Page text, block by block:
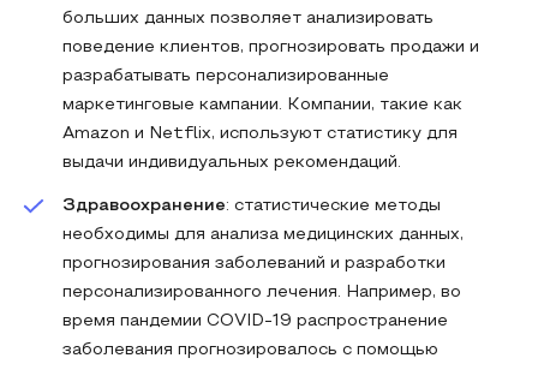
больших данных позволяет анализировать
поведение клиентов, прогнозировать продажи и
разрабатывать персонализированные
маркетинговые кампании. Компании, такие как
Amazon и Netflix, используют статистику для
выдачи индивидуальных рекомендаций.
Здравоохранение: статистические методы
необходимы для анализа медицинских данных,
прогнозирования заболеваний и разработки
персонализированного лечения. Например, во
время пандемии COVID-19 распространение
заболевания прогнозировалось с помощью